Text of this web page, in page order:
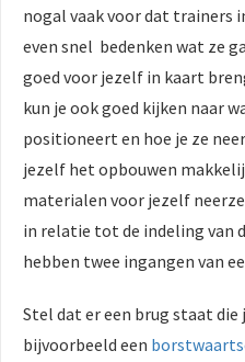
nogal vaak voor dat trainers
even snel bedenken wat ze
goed voor jezelf in kaart
kun je ook goed kijken naar
positioneert en hoe je ze
jezelf het opbouwen
materialen voor jezelf
in relatie tot de indeling van
hebben twee ingangen van
Stel dat er een brug staat
bijvoorbeeld een